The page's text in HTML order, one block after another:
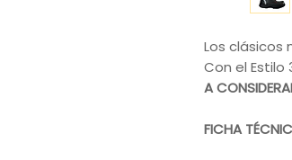
Los clásicos
Con el
A
FICHA